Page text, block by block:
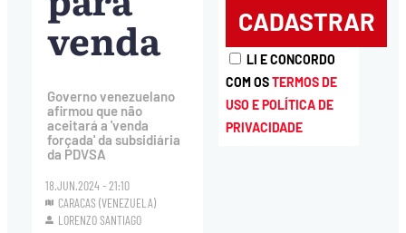
venda
Governo venezuelano
afirmou que não
aceitará a 'venda
forçada' da subsidiária
da PDVSA
18.JUN.2024 - 21:10
CARACAS (VENEZUELA)
LORENZO SANTIAGO
LI E CONCORDO
COM OSTERMOS DE
USO E POLÍTICA DE
PRIVACIDADE